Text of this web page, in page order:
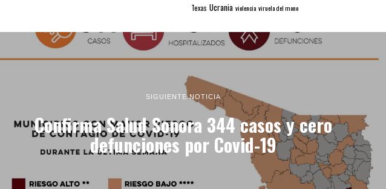
Texas Ucrania violencia viruela del mono
SIGUIENTE NOTICIA
Confirma Salud Sonora 344 casos y cero
defunciones por Covid-19